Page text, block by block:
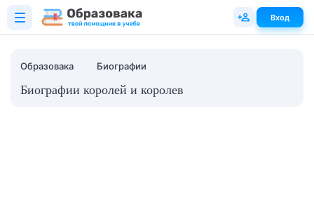
Образовака Биографии
Биографии королей и королев
Вход